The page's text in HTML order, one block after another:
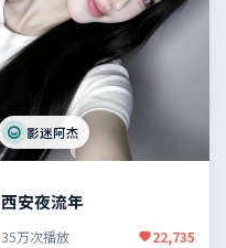
影迷阿杰
西安夜流年
35万次播放 22,735